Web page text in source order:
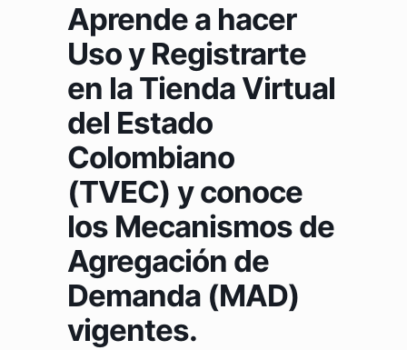
Aprende a hacer
Uso y Registrarte
en la Tienda Virtual
del Estado
Colombiano
(TVEC) y conoce
los Mecanismos de
Agregación de
Demanda (MAD)
vigentes.